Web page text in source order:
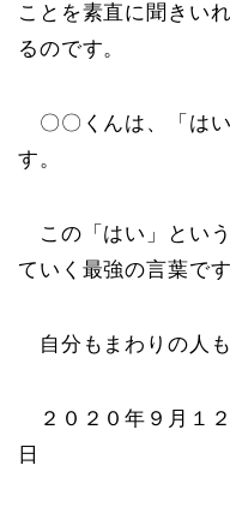
ことを素直に聞きい
るのです。
〇〇くんは、「は
す。
この「はい」とい
ていく最強の言葉です
自分もまわりの人も
２０２０年９月１２